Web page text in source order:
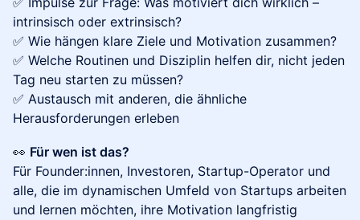
intrinsisch oder extrinsisch?
✅ Wie hängen klare Ziele und Motivation zusammen?
✅ Welche Routinen und Disziplin helfen dir, nicht jeden
Tag neu starten zu müssen?
✅ Austausch mit anderen, die ähnliche
Herausforderungen erleben
👀 Für wen ist das?
Für Founder:innen, Investoren, Startup-Operator und
alle, die im dynamischen Umfeld von Startups arbeiten
und lernen möchten, ihre Motivation langfristig